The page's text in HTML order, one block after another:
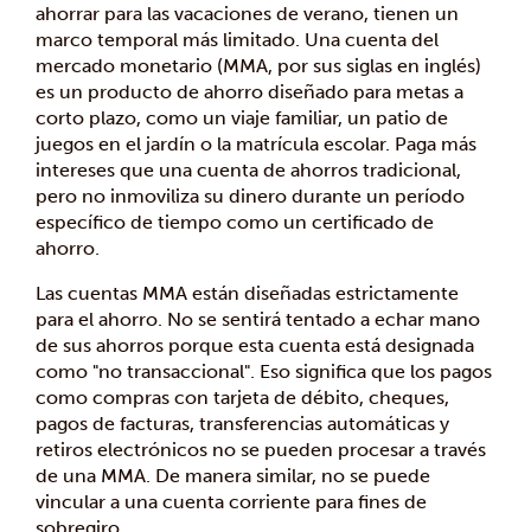
ahorrar para las vacaciones de verano, tienen un
marco temporal más limitado. Una cuenta del
mercado monetario (MMA, por sus siglas en inglés)
es un producto de ahorro diseñado para metas a
corto plazo, como un viaje familiar, un patio de
juegos en el jardín o la matrícula escolar. Paga más
intereses que una cuenta de ahorros tradicional,
pero no inmoviliza su dinero durante un período
específico de tiempo como un certificado de
ahorro.
Las cuentas MMA están diseñadas estrictamente
para el ahorro. No se sentirá tentado a echar mano
de sus ahorros porque esta cuenta está designada
como "no transaccional". Eso significa que los pagos
como compras con tarjeta de débito, cheques,
pagos de facturas, transferencias automáticas y
retiros electrónicos no se pueden procesar a través
de una MMA. De manera similar, no se puede
vincular a una cuenta corriente para fines de